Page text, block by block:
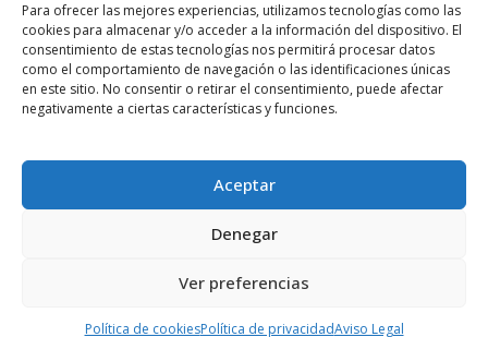
Para ofrecer las mejores experiencias, utilizamos tecnologías como las
cookies para almacenar y/o acceder a la información del dispositivo. El
consentimiento de estas tecnologías nos permitirá procesar datos
como el comportamiento de navegación o las identificaciones únicas
en este sitio. No consentir o retirar el consentimiento, puede afectar
negativamente a ciertas características y funciones.
Aceptar
Denegar
Ver preferencias
Política de cookiesPolítica de privacidadAviso Legal
aprobado.
Este sitio usa Akismet para reducir el spam.
cómo se procesan los datos de tus comentarios.